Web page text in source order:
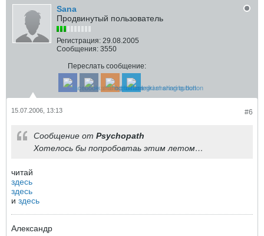
Sana
Продвинутый пользователь
Регистрация: 29.08.2005
Сообщения: 3550
Переслать сообщение:
#6
15.07.2006, 13:13
Сообщение от Psychopath
Хотелось бы попробовтаь этим летом…
читай
здесь
здесь
и здесь
Александр